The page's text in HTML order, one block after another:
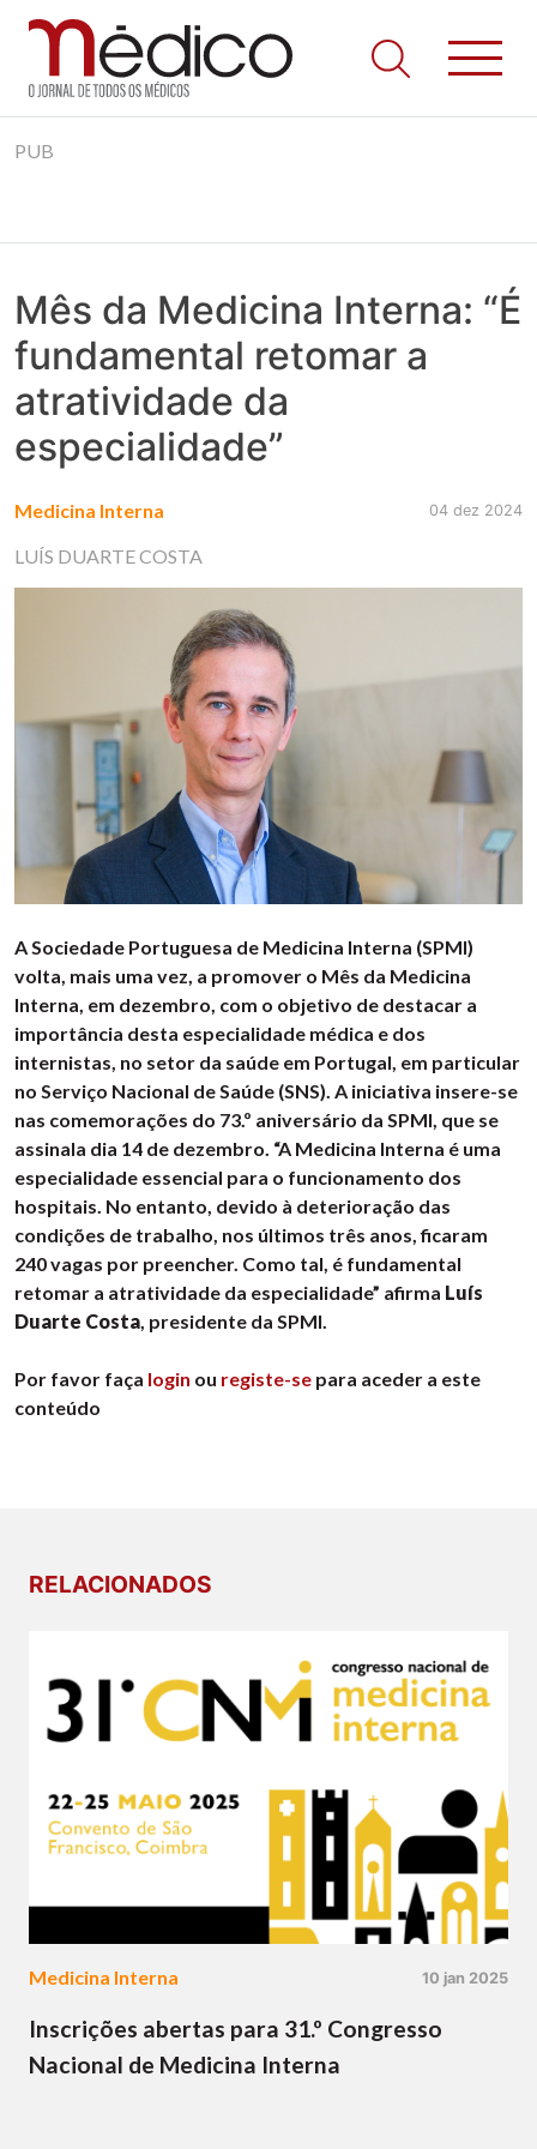
to
Jornal Médico
Médico – O Jornal de Todos os Médicos. Onde as notícias
realmente contam! Tudo o que se passa na Saúde!
PUB
Mês da Medicina Interna: “É
fundamental retomar a
atratividade da
especialidade”
Medicina Interna 04 dez 2024
LUÍS DUARTE COSTA
A Sociedade Portuguesa de Medicina Interna (SPMI)
volta, mais uma vez, a promover o Mês da Medicina
Interna, em dezembro, com o objetivo de destacar a
importância desta especialidade médica e dos
internistas, no setor da saúde em Portugal, em particular
no Serviço Nacional de Saúde (SNS). A iniciativa insere-se
nas comemorações do 73.º aniversário da SPMI, que se
assinala dia 14 de dezembro. “A Medicina Interna é uma
especialidade essencial para o funcionamento dos
hospitais. No entanto, devido à deterioração das
condições de trabalho, nos últimos três anos, ficaram
240 vagas por preencher. Como tal, é fundamental
retomar a atratividade da especialidade” afirma Luís
Duarte Costa , presidente da SPMI.
Por favor faça login ou registe-se para aceder a este
conteúdo
RELACIONADOS
Medicina Interna 10 jan 2025
Inscrições abertas para 31.º Congresso
Nacional de Medicina Interna